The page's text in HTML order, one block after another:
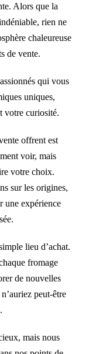
Alors que la
rien ne
chaleureuse
de vente.
qui vous
uniques,
votre curiosité.
offrent est
voir, mais
votre choix.
sur les origines,
une expérience
lieu d’achat.
fromage
de nouvelles
peut-être
mais nous